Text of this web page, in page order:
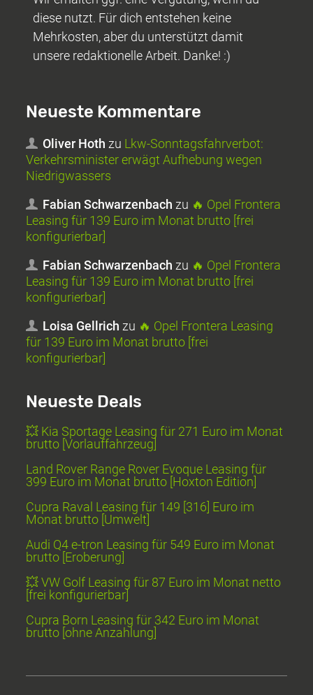
diese nutzt. Für dich entstehen keine
Mehrkosten, aber du unterstützt damit
unsere redaktionelle Arbeit. Danke! :)
Neueste Kommentare
Oliver Hoth zu Lkw-Sonntagsfahrverbot:
Verkehrsminister erwägt Aufhebung wegen
Niedrigwassers
Fabian Schwarzenbach zu 🔥 Opel Frontera
Leasing für 139 Euro im Monat brutto [frei
konfigurierbar]
Fabian Schwarzenbach zu 🔥 Opel Frontera
Leasing für 139 Euro im Monat brutto [frei
konfigurierbar]
Loisa Gellrich zu 🔥 Opel Frontera Leasing
für 139 Euro im Monat brutto [frei
konfigurierbar]
Neueste Deals
💥 Kia Sportage Leasing für 271 Euro im Monat
brutto [Vorlauffahrzeug]
Land Rover Range Rover Evoque Leasing für
399 Euro im Monat brutto [Hoxton Edition]
Cupra Raval Leasing für 149 [316] Euro im
Monat brutto [Umwelt]
Audi Q4 e-tron Leasing für 549 Euro im Monat
brutto [Eroberung]
💥 VW Golf Leasing für 87 Euro im Monat netto
[frei konfigurierbar]
Cupra Born Leasing für 342 Euro im Monat
brutto [ohne Anzahlung]